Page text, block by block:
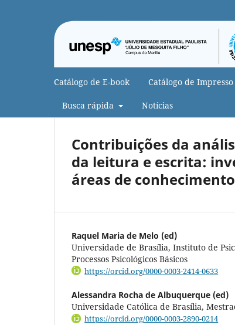
Catálogo de E-book Catálogo de Impresso
Busca rápida Notícias
Contribuições da
da leitura e escrita:
áreas de
Raquel Maria de Melo (ed)
Universidade de Brasília, Instituto de
Processos Psicológicos Básicos
https://orcid.org/0000-0003-2414-0633
Alessandra Rocha de Albuquerque (ed)
Universidade Católica de Brasília,
https://orcid.org/0000-0003-2890-0214